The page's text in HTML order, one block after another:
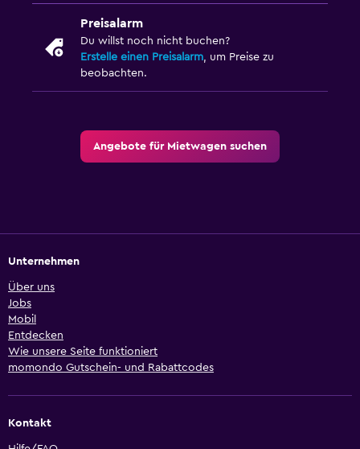
Preisalarm
Du willst noch nicht buchen?
Erstelle einen Preisalarm, um Preise zu
beobachten.
Angebote für Mietwagen suchen
Unternehmen
Über uns
Jobs
Mobil
Entdecken
Wie unsere Seite funktioniert
momondo Gutschein- und Rabattcodes
Kontakt